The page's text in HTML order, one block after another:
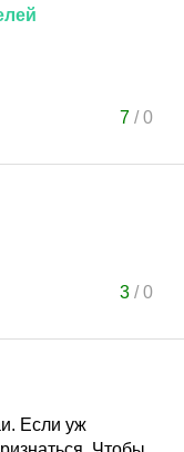
7/0
3/0
Если уж